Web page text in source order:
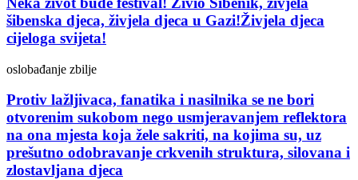
šibenska djeca, živjela djeca u Gazi!Živjela djeca
cijeloga svijeta!
oslobađanje zbilje
Protiv lažljivaca, fanatika i nasilnika se ne bori
otvorenim sukobom nego usmjeravanjem reflektora
na ona mjesta koja žele sakriti, na kojima su, uz
prešutno odobravanje crkvenih struktura, silovana i
zlostavljana djeca